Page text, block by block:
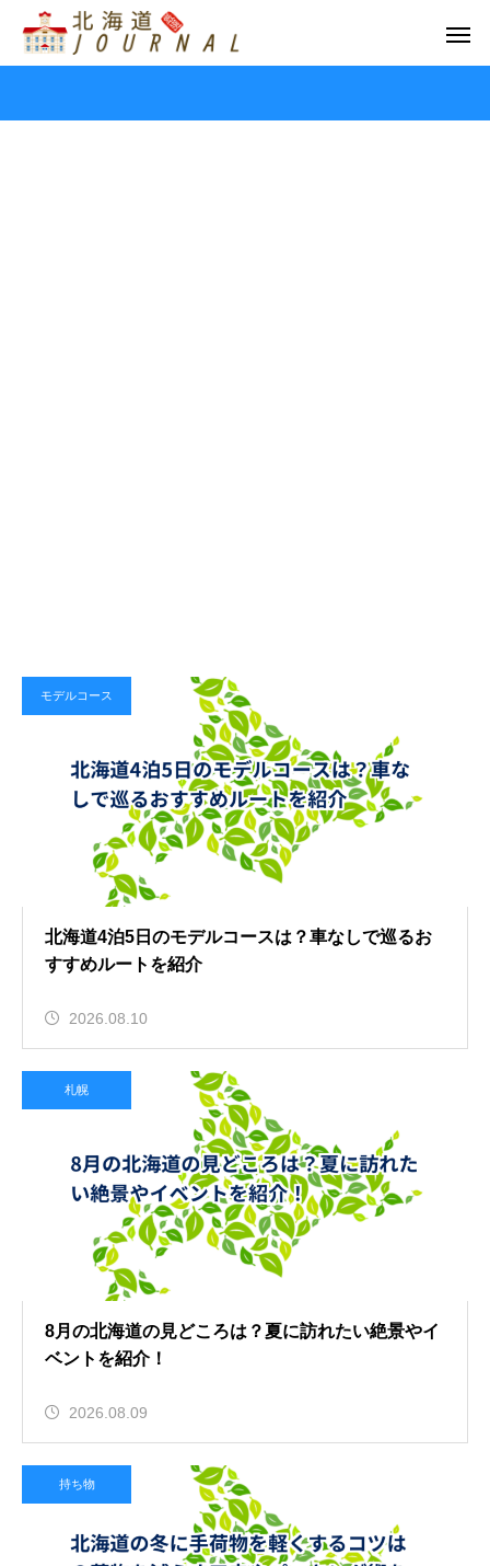
モデルコース
北海道4泊5日のモデルコースは？車なしで巡るお
すすめルートを紹介
2026.08.10
札幌
8月の北海道の見どころは？夏に訪れたい絶景やイ
ベントを紹介！
2026.08.09
持ち物